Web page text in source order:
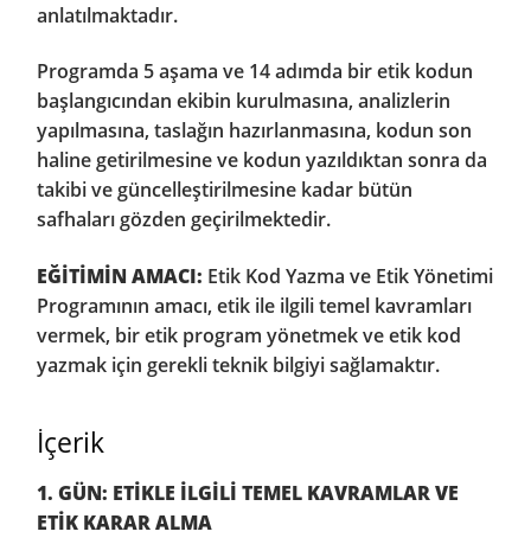
anlatılmaktadır.
Programda 5 aşama ve 14 adımda bir etik kodun
başlangıcından ekibin kurulmasına, analizlerin
yapılmasına, taslağın hazırlanmasına, kodun son
haline getirilmesine ve kodun yazıldıktan sonra da
takibi ve güncelleştirilmesine kadar bütün
safhaları gözden geçirilmektedir.
EĞİTİMİN AMACI: Etik Kod Yazma ve Etik Yönetimi
Programının amacı, etik ile ilgili temel kavramları
vermek, bir etik program yönetmek ve etik kod
yazmak için gerekli teknik bilgiyi sağlamaktır.
İçerik
1. GÜN: ETİKLE İLGİLİ TEMEL KAVRAMLAR VE
ETİK KARAR ALMA